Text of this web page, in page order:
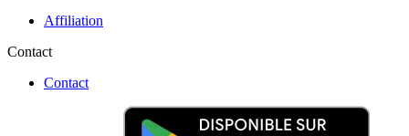
Affiliation
Contact
Contact